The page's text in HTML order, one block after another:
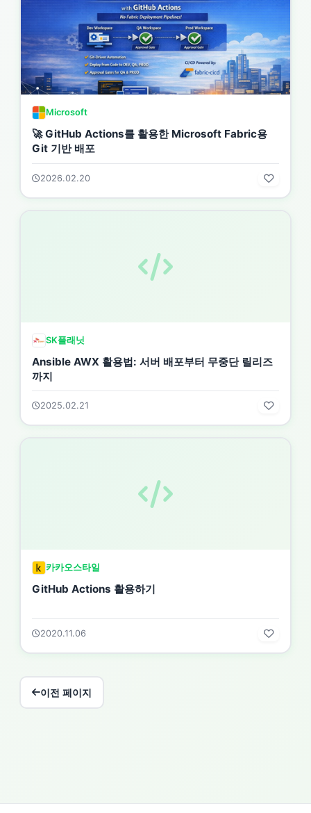
Microsoft
🚀 GitHub Actions를 활용한 Microsoft Fabric용
Git 기반 배포
2026.02.20
SK플래닛
Ansible AWX 활용법: 서버 배포부터 무중단 릴리즈
까지
2025.02.21
카카오스타일
GitHub Actions 활용하기
2020.11.06
이전 페이지